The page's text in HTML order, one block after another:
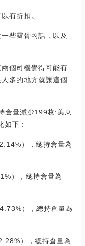
有折扣。
些露骨的話，以及
個司機覺得可能有
多的地方就讓這個
倉量減少199枚:美東
如下：
），總持倉量為
），總持倉量為
），總持倉量為
），總持倉量為